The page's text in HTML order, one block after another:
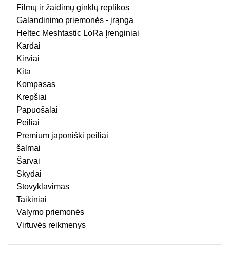
Filmų ir žaidimų ginklų replikos
Galandinimo priemonės - įrąnga
Heltec Meshtastic LoRa Įrenginiai
Kardai
Kirviai
Kita
Kompasas
Krepšiai
Papuošalai
Peiliai
Premium japoniški peiliai
šalmai
Šarvai
Skydai
Stovyklavimas
Taikiniai
Valymo priemonės
Virtuvės reikmenys